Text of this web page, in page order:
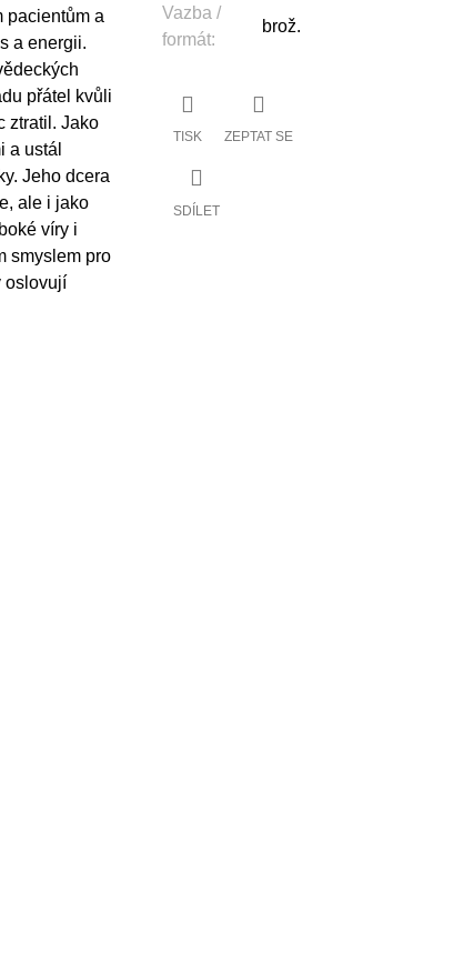
pacientům a
a energii.
přátel kvůli
ztratil. Jako
a ustál
Jeho dcera
ale i jako
víry i
smyslem pro
oslovují
Vazba /
formát:
brož.
TISK ZEPTAT SE
SDÍLET